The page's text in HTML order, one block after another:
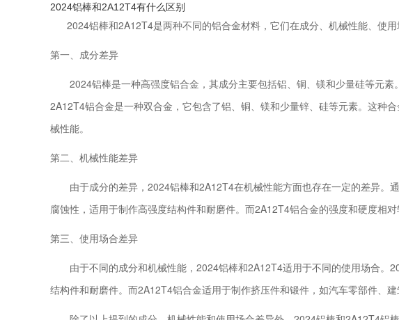
2024铝棒和2A12T4有什么区别
2024铝棒和2A12T4是两种不同的铝合金材料，它们在成分、机械性能、使用
第一、成分差异
2024铝棒是一种高强度铝合金，其成分主要包括铝、铜、镁和少量硅等元素
2A12T4铝合金是一种双合金，它包含了铝、铜、镁和少量锌、硅等元素。这种
械性能。
第二、机械性能差异
由于成分的差异，2024铝棒和2A12T4在机械性能方面也存在一定的差异。
腐蚀性，适用于制作高强度结构件和耐磨件。而2A12T4铝合金的强度和硬度相
第三、使用场合差异
由于不同的成分和机械性能，2024铝棒和2A12T4适用于不同的使用场合。
结构件和耐磨件。而2A12T4铝合金适用于制作挤压件和锻件，如汽车零部件、建